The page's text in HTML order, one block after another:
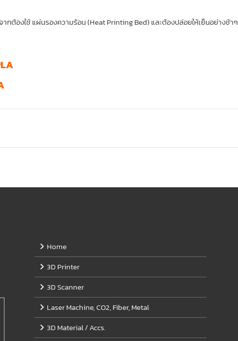
ากต้องใช้ แผ่นรองความร้อน (Heat Printing Bed) และต้องปล่อยให้เย็นอย่างช้าๆ
Home
3D Printer
3D Scanner
Laser Machine, CO2, Fiber, Metal
3D Material / Accs.